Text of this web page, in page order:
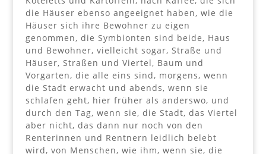
die Häuser ebenso angeeignet haben, wie die
Häuser sich ihre Bewohner zu eigen
genommen, die Symbionten sind beide, Haus
und Bewohner, vielleicht sogar, Straße und
Häuser, Straßen und Viertel, Baum und
Vorgarten, die alle eins sind, morgens, wenn
die Stadt erwacht und abends, wenn sie
schlafen geht, hier früher als anderswo, und
durch den Tag, wenn sie, die Stadt, das Viertel
aber nicht, das dann nur noch von den
Renterinnen und Rentnern leidlich belebt
wird, von Menschen, wie ihm, wenn sie, die